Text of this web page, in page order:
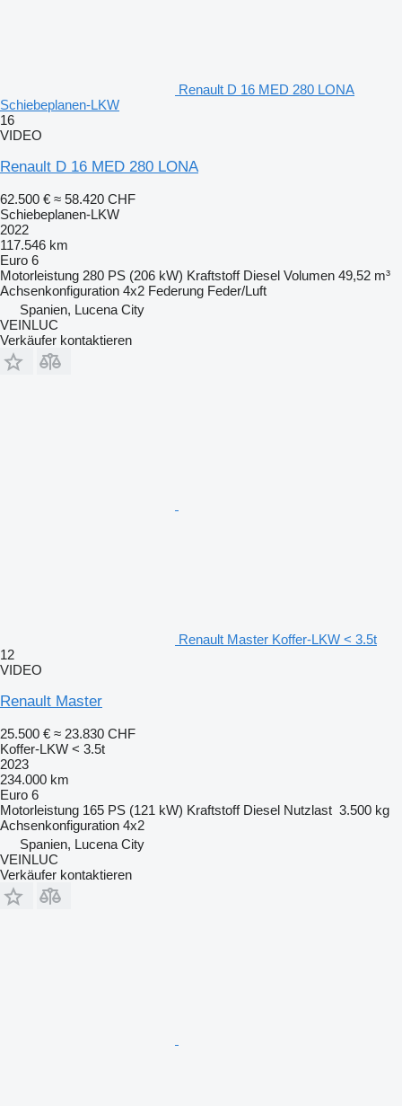
Renault D 16 MED 280 LONA
Schiebeplanen-LKW
16
VIDEO
Renault D 16 MED 280 LONA
62.500 € ≈ 58.420 CHF
Schiebeplanen-LKW
2022
117.546 km
Euro 6
Motorleistung 280 PS (206 kW) Kraftstoff Diesel Volumen 49,52 m³
Achsenkonfiguration 4x2 Federung Feder/Luft
Spanien, Lucena City
VEINLUC
Verkäufer kontaktieren
Renault Master Koffer-LKW < 3.5t
12
VIDEO
Renault Master
25.500 € ≈ 23.830 CHF
Koffer-LKW < 3.5t
2023
234.000 km
Euro 6
Motorleistung 165 PS (121 kW) Kraftstoff Diesel Nutzlast 3.500 kg
Achsenkonfiguration 4x2
Spanien, Lucena City
VEINLUC
Verkäufer kontaktieren